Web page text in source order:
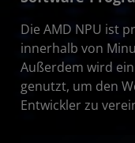
Die AMD NPU ist
innerhalb von
Außerdem wird
genutzt, um den
Entwickler zu